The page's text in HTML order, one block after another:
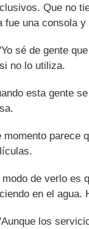
Que no
fue una consola
sé de gente
no lo utiliza.
esta gente
momento parece
modo de verlo es
en el agua.
los